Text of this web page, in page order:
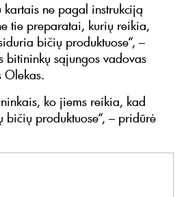
ne pagal instrukciją
tie preparatai, kurių reikia,
bičių produktuose“, –
bitininkų sąjungos vadovas
Olekas.
ko jiems reikia, kad
bičių produktuose“, – pridūrė